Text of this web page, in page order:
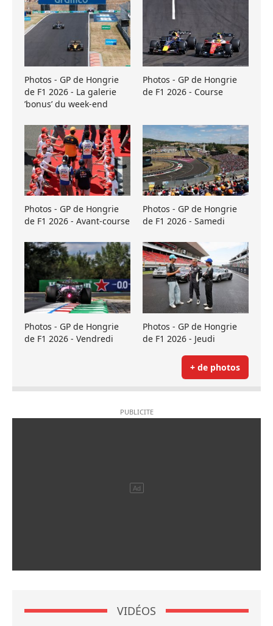
Photos - GP de Hongrie
de F1 2026 - La galerie
’bonus’ du week-end
Photos - GP de Hongrie
de F1 2026 - Course
Photos - GP de Hongrie
de F1 2026 - Avant-course
Photos - GP de Hongrie
de F1 2026 - Samedi
Photos - GP de Hongrie
de F1 2026 - Vendredi
Photos - GP de Hongrie
de F1 2026 - Jeudi
+ de photos
VIDÉOS